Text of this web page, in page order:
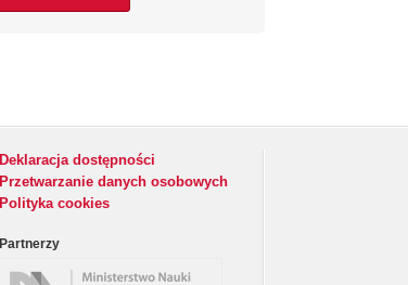
Deklaracja dostępności
Przetwarzanie danych osobowych
Polityka cookies
Partnerzy